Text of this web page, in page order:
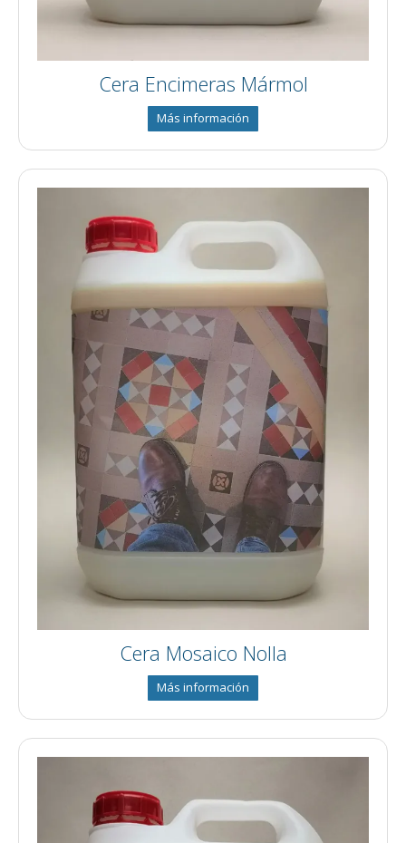
Cera Encimeras Mármol
Más información
Cera Mosaico Nolla
Más información